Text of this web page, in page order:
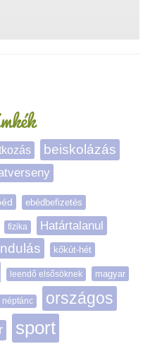
beiskolázás
ebédbefizetés
fizika Határtalanul
kőkút-hét
leendő elsősöknek magyar
néptánc országos
sport